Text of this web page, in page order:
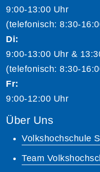
9:00-13:00 Uhr
(telefonisch: 8:30-
Di:
9:00-13:00 Uhr &
(telefonisch: 8:30-
Fr:
9:00-12:00 Uhr
Über Uns
Volkshochschule
Team